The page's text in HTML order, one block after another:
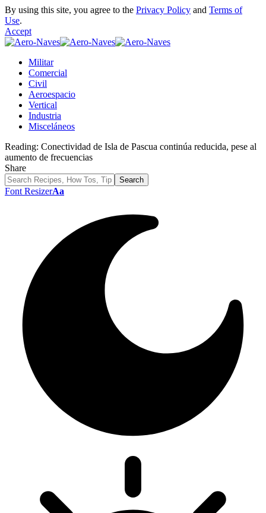
By using this site, you agree to the Privacy Policy and Terms of
Use.
Accept
Militar
Comercial
Civil
Aeroespacio
Vertical
Industria
Misceláneos
Reading: Conectividad de Isla de Pascua continúa reducida, pese al
aumento de frecuencias
Share
Font ResizerAa